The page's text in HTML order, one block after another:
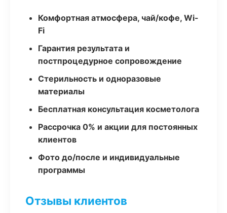
Комфортная атмосфера, чай/кофе, Wi-
Fi
Гарантия результата и
постпроцедурное сопровождение
Стерильность и одноразовые
материалы
Бесплатная консультация косметолога
Рассрочка 0% и акции для постоянных
клиентов
Фото до/после и индивидуальные
программы
Отзывы клиентов